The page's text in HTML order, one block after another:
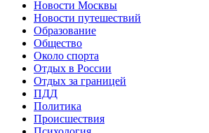
Новости Москвы
Новости путешествий
Образование
Общество
Около спорта
Отдых в России
Отдых за границей
ПДД
Политика
Происшествия